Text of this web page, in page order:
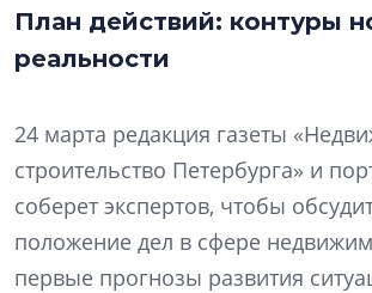
План действий: контуры
реальности
24 марта редакция газеты
строительство Петербурга» и
соберет экспертов, чтобы
положение дел в сфере
первые прогнозы развития